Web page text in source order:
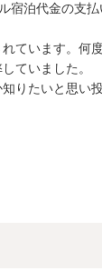
宿泊代金の支
ています。何
ていました。
りたいと思い